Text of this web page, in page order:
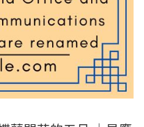
室
｜
SUNDAY,
MAY
24,